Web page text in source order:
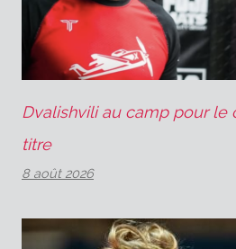
Dvalishvili au camp pour le
titre
8 août 2026